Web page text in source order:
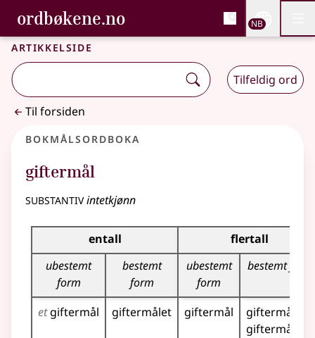
Gå til hovedinnhold
Tilgjengelighet
ordbøkene.no, Bokmålsordboka og
Bokmålsordboka og Nynorskordboka
NB
Artikkelside
Tilfeldig ord
Til forsiden
Bokmålsordboka
giftermål
substantivintetkjønn
Bøyingstabell for dette substantivet
entall
flertall
ubestemt
form
bestemt
form
ubestemt
form
bestemt form
etgiftermål giftermålet giftermål
giftermåla
giftermålene